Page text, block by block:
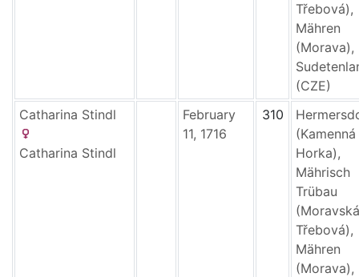
Třebová),
Mähren
(Morava),
(CZE)
Catharina Stindl
Catharina Stindl
February
11, 1716
310
(Kamenná
Horka),
Mährisch
Trübau
(Moravská
Třebová),
Mähren
(Morava),